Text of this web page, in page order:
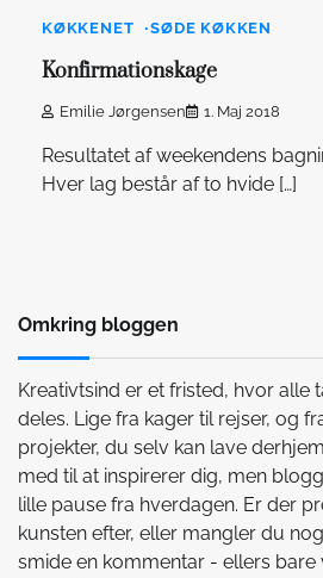
KØKKENET SØDE KØKKEN
Konfirmationskage
Emilie Jørgensen 1. Maj 2018
Resultatet af weekendens
Hver lag består af to hvide […]
Omkring bloggen
Kreativtsind er et fristed, hvor alle
deles. Lige fra kager til rejser, og
projekter, du selv kan lave
med til at inspirerer dig, men
lille pause fra hverdagen. Er der
kunsten efter, eller mangler du
smide en kommentar - ellers